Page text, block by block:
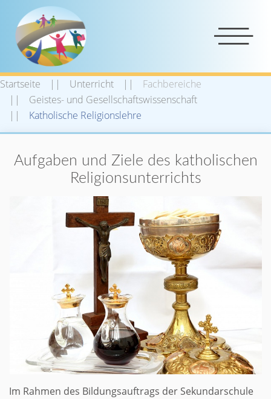
Startseite Unterricht
Fachbereiche
Geistes- und Gesellschaftswissenschaft
Katholische Religionslehre
Katholische Religionslehre
Aufgaben und Ziele des katholischen
Religionsunterrichts
Im Rahmen des Bildungsauftrags der Sekundarschule